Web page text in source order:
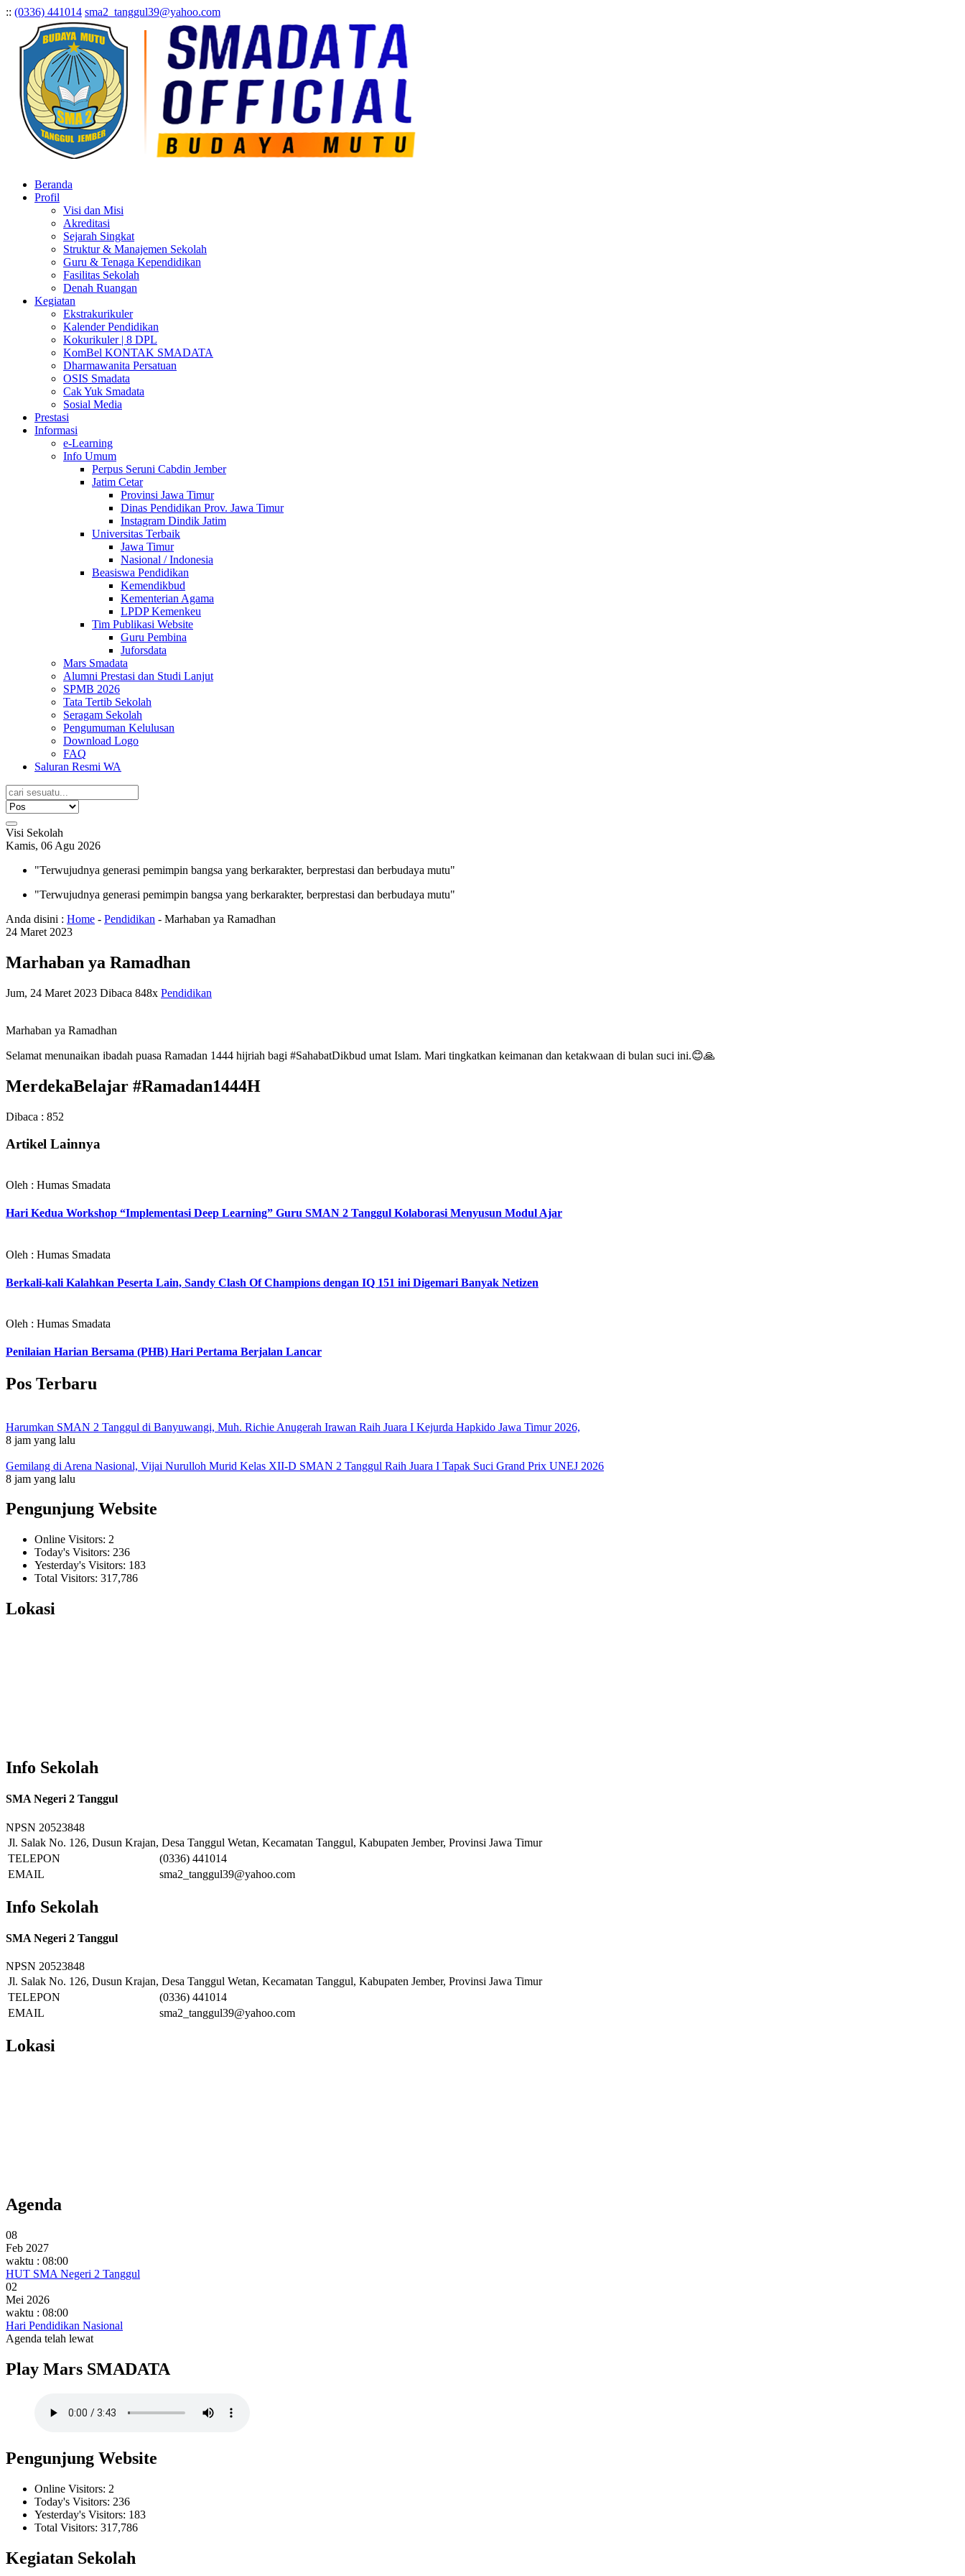
:: (0336) 441014 sma2_tanggul39@yahoo.com
Beranda
Profil
Visi dan Misi
Akreditasi
Sejarah Singkat
Struktur & Manajemen Sekolah
Guru & Tenaga Kependidikan
Fasilitas Sekolah
Denah Ruangan
Kegiatan
Ekstrakurikuler
Kalender Pendidikan
Kokurikuler | 8 DPL
KomBel KONTAK SMADATA
Dharmawanita Persatuan
OSIS Smadata
Cak Yuk Smadata
Sosial Media
Prestasi
Informasi
e-Learning
Info Umum
Perpus Seruni Cabdin Jember
Jatim Cetar
Provinsi Jawa Timur
Dinas Pendidikan Prov. Jawa Timur
Instagram Dindik Jatim
Universitas Terbaik
Jawa Timur
Nasional / Indonesia
Beasiswa Pendidikan
Kemendikbud
Kementerian Agama
LPDP Kemenkeu
Tim Publikasi Website
Guru Pembina
Juforsdata
Mars Smadata
Alumni Prestasi dan Studi Lanjut
SPMB 2026
Tata Tertib Sekolah
Seragam Sekolah
Pengumuman Kelulusan
Download Logo
FAQ
Saluran Resmi WA
Visi Sekolah
Kamis, 06 Agu 2026
"Terwujudnya generasi pemimpin bangsa yang berkarakter, berprestasi dan berbudaya mutu"
"Terwujudnya generasi pemimpin bangsa yang berkarakter, berprestasi dan berbudaya mutu"
Anda disini : Home - Pendidikan - Marhaban ya Ramadhan
24 Maret 2023
Marhaban ya Ramadhan
Jum, 24 Maret 2023 Dibaca 848x Pendidikan
Marhaban ya Ramadhan
Selamat menunaikan ibadah puasa Ramadan 1444 hijriah bagi #SahabatDikbud umat Islam. Mari tingkatkan keimanan dan ketakwaan di bulan suci ini.😊🙏
MerdekaBelajar #Ramadan1444H
Dibaca : 852
Artikel Lainnya
Oleh : Humas Smadata
Hari Kedua Workshop “Implementasi Deep Learning” Guru SMAN 2 Tanggul Kolaborasi Menyusun Modul Ajar
Oleh : Humas Smadata
Berkali-kali Kalahkan Peserta Lain, Sandy Clash Of Champions dengan IQ 151 ini Digemari Banyak Netizen
Oleh : Humas Smadata
Penilaian Harian Bersama (PHB) Hari Pertama Berjalan Lancar
Pos Terbaru
Harumkan SMAN 2 Tanggul di Banyuwangi, Muh. Richie Anugerah Irawan Raih Juara I Kejurda Hapkido Jawa Timur 2026,
8 jam yang lalu
Gemilang di Arena Nasional, Vijai Nurulloh Murid Kelas XII-D SMAN 2 Tanggul Raih Juara I Tapak Suci Grand Prix UNEJ 2026
8 jam yang lalu
Pengunjung Website
Online Visitors: 2
Today's Visitors: 236
Yesterday's Visitors: 183
Total Visitors: 317,786
Lokasi
Info Sekolah
SMA Negeri 2 Tanggul
NPSN 20523848
Jl. Salak No. 126, Dusun Krajan, Desa Tanggul Wetan, Kecamatan Tanggul, Kabupaten Jember, Provinsi Jawa Timur
TELEPON
(0336) 441014
EMAIL
sma2_tanggul39@yahoo.com
Info Sekolah
SMA Negeri 2 Tanggul
NPSN 20523848
Jl. Salak No. 126, Dusun Krajan, Desa Tanggul Wetan, Kecamatan Tanggul, Kabupaten Jember, Provinsi Jawa Timur
TELEPON
(0336) 441014
EMAIL
sma2_tanggul39@yahoo.com
Lokasi
Agenda
08
Feb 2027
waktu : 08:00
HUT SMA Negeri 2 Tanggul
02
Mei 2026
waktu : 08:00
Hari Pendidikan Nasional
Agenda telah lewat
Play Mars SMADATA
Pengunjung Website
Online Visitors: 2
Today's Visitors: 236
Yesterday's Visitors: 183
Total Visitors: 317,786
Kegiatan Sekolah